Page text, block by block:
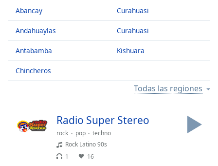
Duration
Loaded:
0.00%
Stream
TypeLIVE
Seek to
live,
currently
behind
Abancay
Andahuaylas
Antabamba
Chincheros
Curahuasi
Curahuasi
Kishuara
Todas las regiones
Radio Super Stereo
rock pop
techno
Rock Latino 90s
1
16